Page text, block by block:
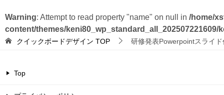
Warning: Attempt to read property "name" on null in /home/
content/themes/keni80_wp_standard_all_202507221609/
クイックボードデザイン TOP 研修発表Powerpointスライ
Top